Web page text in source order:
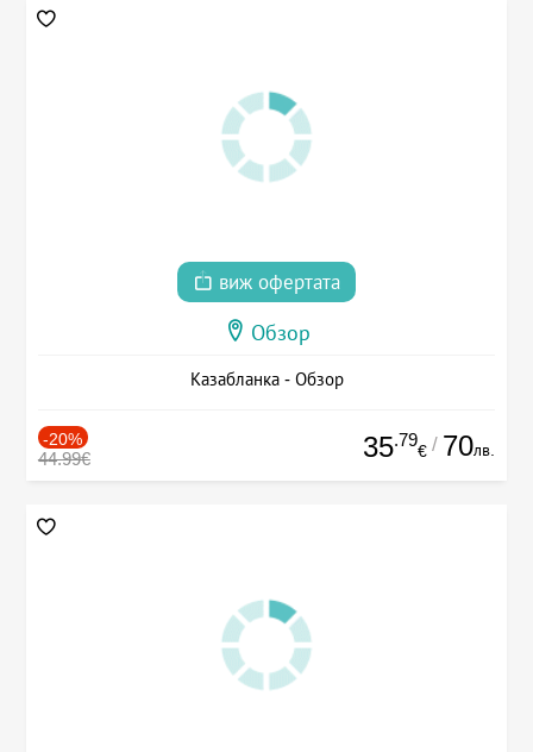
виж офертата
Обзор
Казабланка - Обзор
-20%
44.99€ 35.79
€ / 70лв.